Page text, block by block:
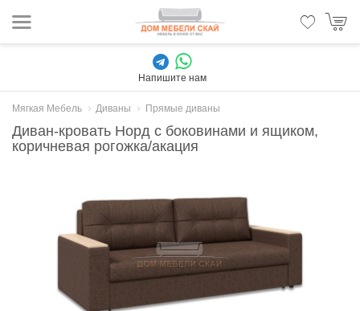
Напишите нам
Мягкая Мебель Диваны Прямые диваны
Диван-кровать Норд с боковинами и ящиком,
коричневая рогожка/акация